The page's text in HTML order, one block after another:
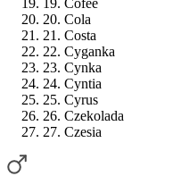
19. Cofee
20. Cola
21. Costa
22. Cyganka
23. Cynka
24. Cyntia
25. Cyrus
26. Czekolada
27. Czesia